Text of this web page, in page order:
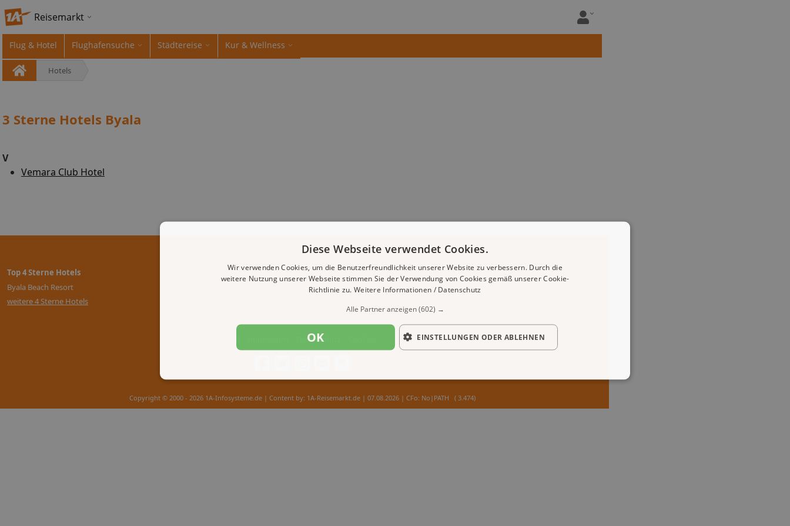
Reisemarkt
Flug & Hotel Flughafensuche Städtereise Kur & Wellness
Hotels
3 Sterne Hotels Byala
V
Vemara Club Hotel
Top 4 Sterne Hotels
Byala Beach Resort
weitere 4 Sterne Hotels
Datenschutz
Copyright © 2000 - 2026 1A-Infosysteme.de | Content by: 1A-Reisemarkt.de | 07.08.2026 | CFo: No|PATH ( 3.474)
Diese Webseite verwendet Cookies.
Wir verwenden Cookies, um die Benutzerfreundlichkeit unserer Website zu verbessern. Durch die
weitere Nutzung unserer Webseite stimmen Sie der Verwendung von Cookies gemäß unserer Cookie-
Richtlinie zu. Weitere Informationen / Datenschutz
Alle Partner anzeigen(602) →
OK EINSTELLUNGEN ODER ABLEHNEN